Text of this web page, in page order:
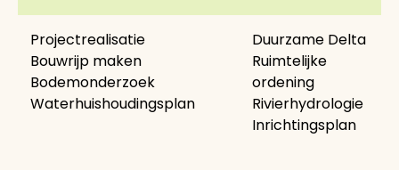
Projectrealisatie
Bouwrijp maken
Bodemonderzoek
Waterhuishoudingsplan
Duurzame Delta
Ruimtelijke
ordening
Rivierhydrologie
Inrichtingsplan